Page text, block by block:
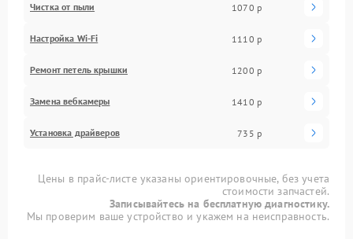
Чистка от пыли 1070 р
Настройка Wi-Fi 1110 р
Ремонт петель крышки 1200 р
Замена вебкамеры 1410 р
Установка драйверов 735 р
Цены в прайс-листе указаны ориентировочные, без учета
стоимости запчастей.
Записывайтесь на бесплатную диагностику.
Мы проверим ваше устройство и укажем на неисправность.